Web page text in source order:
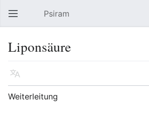
Hauptmenü öffnen Psiram
Liponsäure
Sprache
Weiterleitung